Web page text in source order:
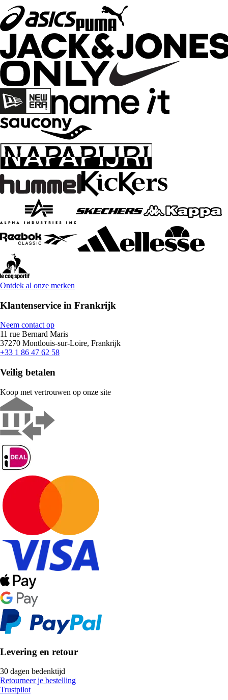
Ontdek al onze merken
Klantenservice in Frankrijk
Neem contact op
11 rue Bernard Maris
37270 Montlouis-sur-Loire, Frankrijk
+33 1 86 47 62 58
Veilig betalen
Koop met vertrouwen op onze site
Levering en retour
30 dagen bedenktijd
Retourneer je bestelling
Trustpilot